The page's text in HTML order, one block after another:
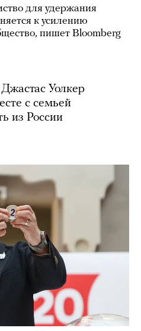
для удержания
к усилению
пишет Bloomberg
Уолкер
с семьей
из России